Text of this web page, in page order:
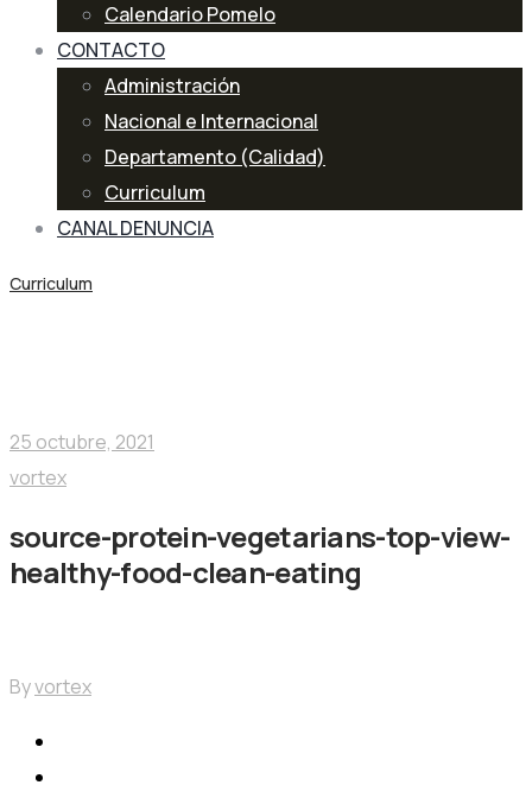
Calendario Pomelo
CONTACTO
Administración
Nacional e Internacional
Departamento (Calidad)
Curriculum
CANAL DENUNCIA
Curriculum
25 octubre, 2021
vortex
source-protein-vegetarians-top-view-
healthy-food-clean-eating
Byvortex